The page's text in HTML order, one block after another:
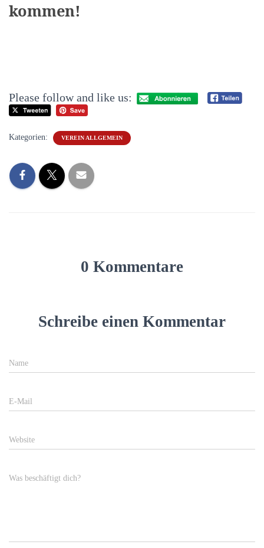
kommen!
Please follow and like us:
Kategorien: VEREIN ALLGEMEIN
0 Kommentare
Schreibe einen Kommentar
Name
E-Mail
Website
Was beschäftigt dich?